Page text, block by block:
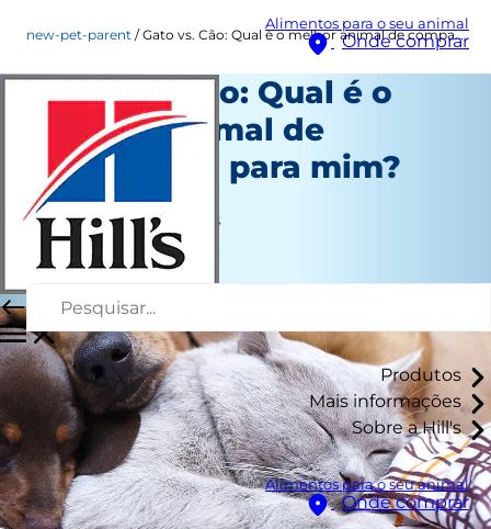
Alimentos para o seu animal
Onde comprar
Produtos
Mais informações
Sobre a Hill's
Alimentos para o seu animal
Onde comprar
new-pet-parent Gato vs. Cão: Qual é o melhor animal de companhia para mim?
Gato vs. Cão: Qual é o
melhor animal de
companhia para mim?
Novo tutor
Jean Marie Bauhaus
Dezembro 09, 2016